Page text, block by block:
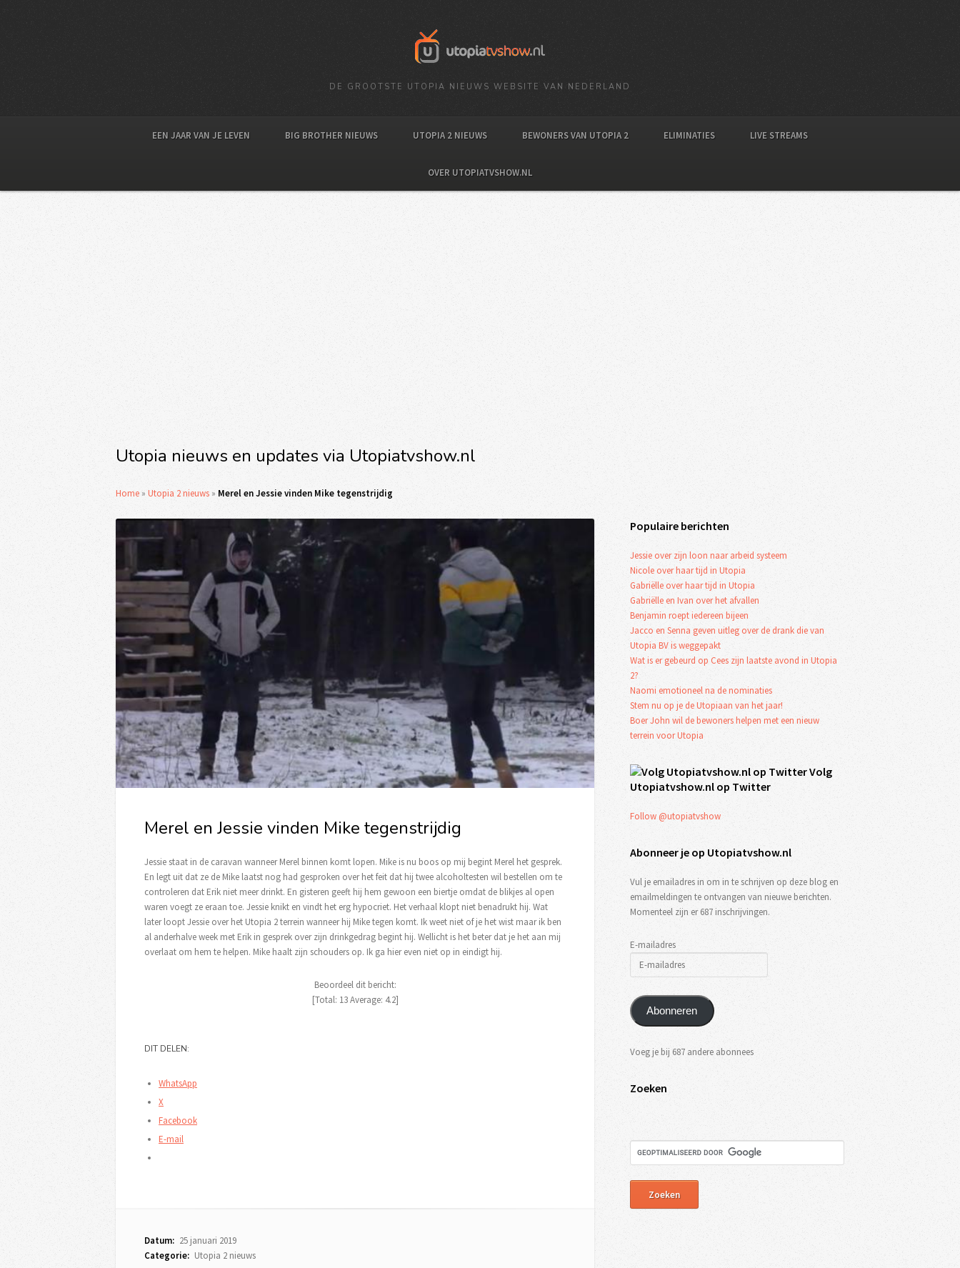
DE GROOTSTE UTOPIA NIEUWS WEBSITE VAN NEDERLAND
EEN JAAR VAN JE LEVEN BIG BROTHER NIEUWS UTOPIA 2 NIEUWS BEWONERS VAN UTOPIA 2 ELIMINATIES LIVE STREAMS
OVER UTOPIATVSHOW.NL
Utopia nieuws en updates via Utopiatvshow.nl
Home » Utopia 2 nieuws » Merel en Jessie vinden Mike tegenstrijdig
Merel en Jessie vinden Mike tegenstrijdig
Jessie staat in de caravan wanneer Merel binnen komt lopen. Mike is nu boos op mij begint Merel het gesprek.
En legt uit dat ze de Mike laatst nog had gesproken over het feit dat hij twee alcoholtesten wil bestellen om te
controleren dat Erik niet meer drinkt. En gisteren geeft hij hem gewoon een biertje omdat de blikjes al open
waren voegt ze eraan toe. Jessie knikt en vindt het erg hypocriet. Het verhaal klopt niet benadrukt hij. Wat
later loopt Jessie over het Utopia 2 terrein wanneer hij Mike tegen komt. Ik weet niet of je het wist maar ik ben
al anderhalve week met Erik in gesprek over zijn drinkgedrag begint hij. Wellicht is het beter dat je het aan mij
overlaat om hem te helpen. Mike haalt zijn schouders op. Ik ga hier even niet op in eindigt hij.
Beoordeel dit bericht:
[Total: 13Average: 4.2]
DIT DELEN:
WhatsApp
X
Facebook
E-mail
Datum: 25 januari 2019
Categorie: Utopia 2 nieuws
Populaire berichten
Jessie over zijn loon naar arbeid systeem
Nicole over haar tijd in Utopia
Gabriëlle over haar tijd in Utopia
Gabriëlle en Ivan over het afvallen
Benjamin roept iedereen bijeen
Jacco en Senna geven uitleg over de drank die van
Utopia BV is weggepakt
Wat is er gebeurd op Cees zijn laatste avond in Utopia
2?
Naomi emotioneel na de nominaties
Stem nu op je de Utopiaan van het jaar!
Boer John wil de bewoners helpen met een nieuw
terrein voor Utopia
Volg
Utopiatvshow.nl op Twitter
Follow @utopiatvshow
Abonneer je op Utopiatvshow.nl
Vul je emailadres in om in te schrijven op deze blog en
emailmeldingen te ontvangen van nieuwe berichten.
Momenteel zijn er 687 inschrijvingen.
E-mailadres
Abonneren
Voeg je bij 687 andere abonnees
Zoeken